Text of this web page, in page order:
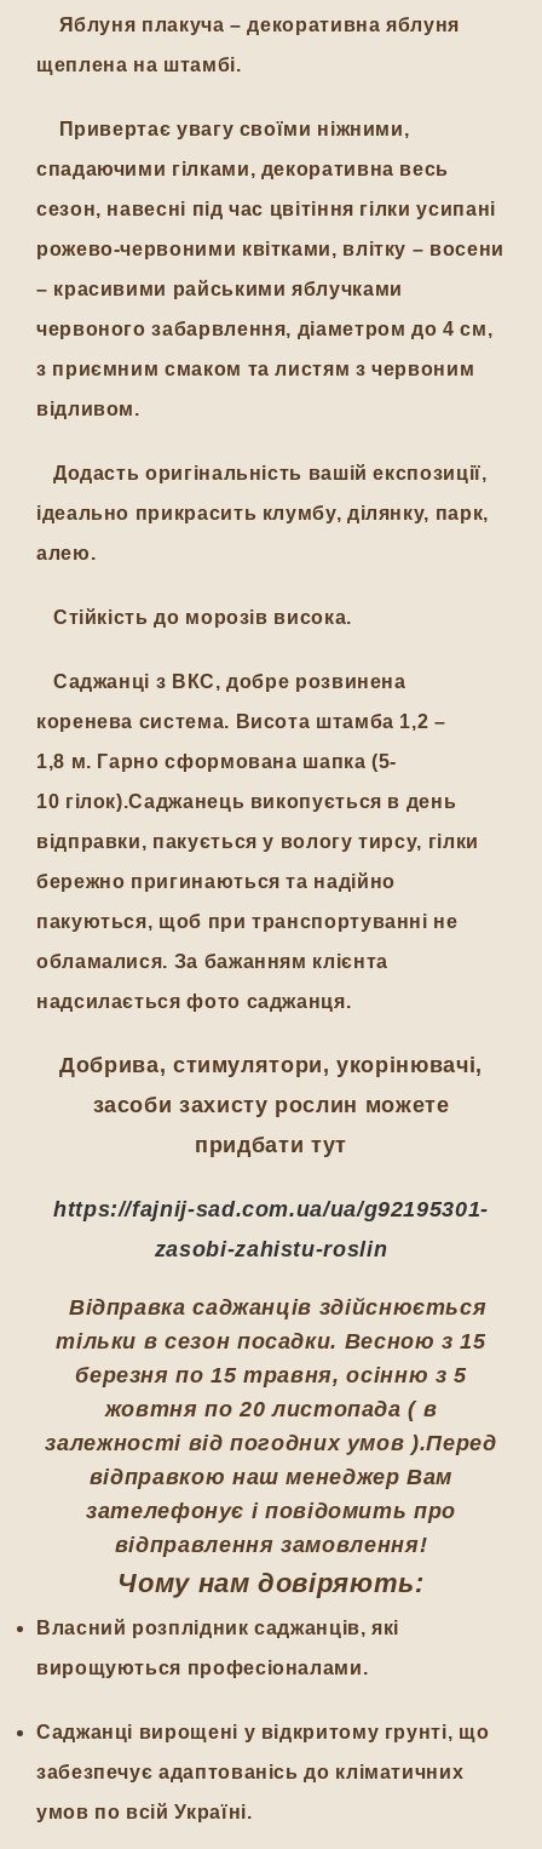
Яблуня плакуча – декоративна яблуня
щеплена на штамбі.
Привертає увагу своїми ніжними,
спадаючими гілками, декоративна весь
сезон, навесні під час цвітіння гілки усипані
рожево-червоними квітками, влітку – восени
– красивими райськими яблучками
червоного забарвлення, діаметром до 4 см,
з приємним смаком та листям з червоним
відливом.
Додасть оригінальність вашій експозиції,
ідеально прикрасить клумбу, ділянку, парк,
алею.
Стійкість до морозів висока.
Саджанці з ВКС, добре розвинена
коренева система. Висота штамба 1,2 –
1,8 м. Гарно сформована шапка (5-
10 гілок).Саджанець викопується в день
відправки, пакується у вологу тирсу, гілки
бережно пригинаються та надійно
пакуються, щоб при транспортуванні не
обламалися. За бажанням клієнта
надсилається фото саджанця.
Добрива, стимулятори, укорінювачі,
засоби захисту рослин можете
придбати тут
https://fajnij-sad.com.ua/ua/g92195301-
zasobi-zahistu-roslin
Відправка саджанців здійснюється
тільки в сезон посадки. Весною з 15
березня по 15 травня, осінню з 5
жовтня по 20 листопада ( в
залежності від погодних умов ).Перед
відправкою наш менеджер Вам
зателефонує і повідомить про
відправлення замовлення!
Чому нам довіряють:
Власний розплідник саджанців, які
вирощуються професіоналами.
Саджанці вирощені у відкритому грунті, що
забезпечує адаптованісь до кліматичних
умов по всій Україні.